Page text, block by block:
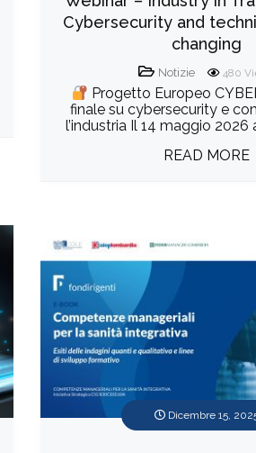
Cybersecurity and
changing
Notizie 480
Progetto Europeo
finale su cybersecurity e
l’industria Il 14 maggio 2026
READ MORE
Dicembre 15,